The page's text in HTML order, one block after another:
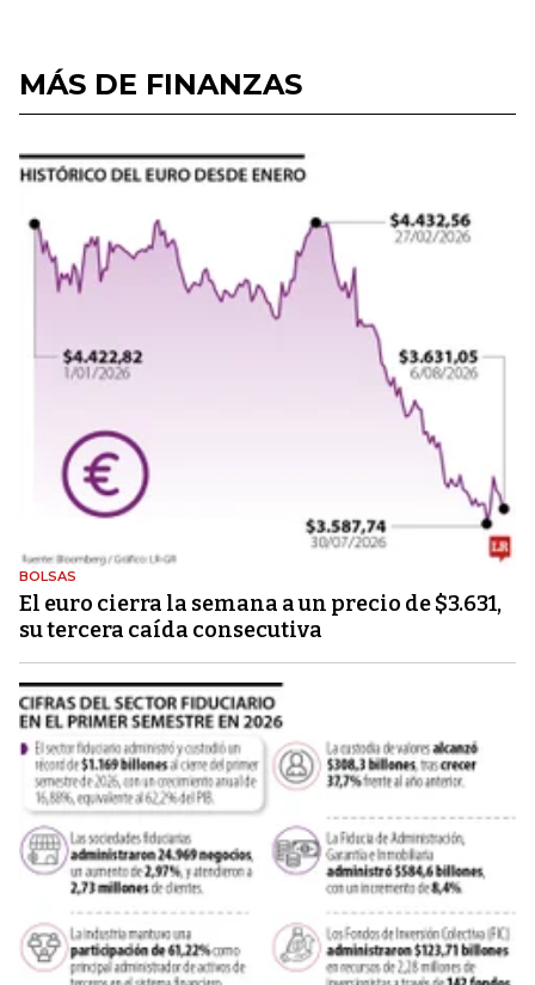
MÁS DE FINANZAS
BOLSAS
El euro cierra la semana a un precio de $3.631,
su tercera caída consecutiva